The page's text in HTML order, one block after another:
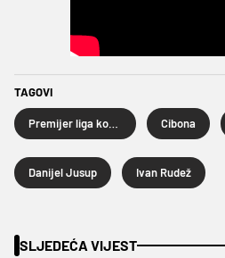
TAGOVI
Cibona
Danijel Jusup Ivan Rudež
SLJEDEĆA VIJEST